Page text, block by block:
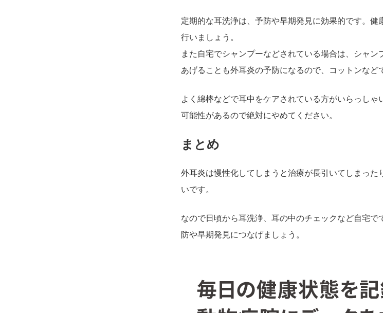
定期的な耳洗浄は、予防や早期発見に効果的です。健
行いましょう。
また自宅でシャンプーなどされている場合は、シャン
あげることも外耳炎の予防になるので、コットンなど
よく綿棒などで耳中をケアされている方がいらっしゃ
可能性があるので絶対にやめてください。
まとめ
外耳炎は慢性化してしまうと治療が長引いてしまった
いです。
なので日頃から耳洗浄、耳の中のチェックなど自宅で
防や早期発見につなげましょう。